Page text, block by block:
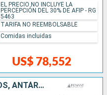
US$ 78,552
EL PRECIO NO INCLUYE LA
PERCEPCIÓN DEL 30% DE AFIP - RG
5463
TARIFA NO REEMBOLSABLE
Comidas incluidas
AUSTRALIA, ESTADOS UNIDOS, ANTÁRTICO, ARGENTINA